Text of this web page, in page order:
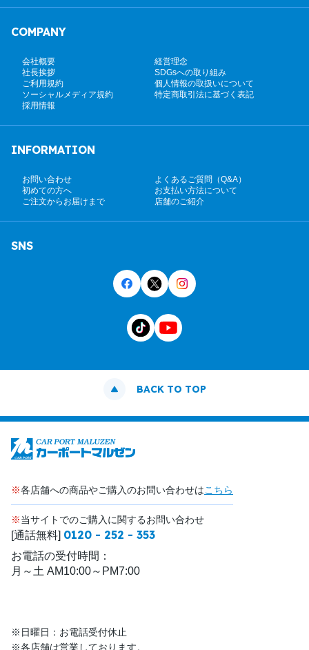
COMPANY
会社概要
経営理念
社長挨拶
SDGsへの取り組み
ご利用規約
個人情報の取扱いについて
ソーシャルメディア規約
特定商取引法に基づく表記
採用情報
INFORMATION
お問い合わせ
よくあるご質問（Q&A）
初めての方へ
お支払い方法について
ご注文からお届けまで
店舗のご紹介
SNS
BACK TO TOP
※各店舗への商品やご購入のお問い合わせはこちら
※当サイトでのご購入に関するお問い合わせ
[通話無料] 0120 - 252 - 353
お電話の受付時間：
月～土 AM10:00～PM7:00
※日曜日：お電話受付休止
※各店舗は営業しております。